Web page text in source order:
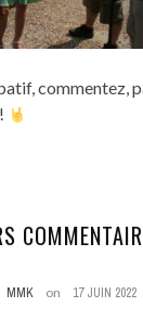
commentez,
MMK on 17 JUIN 2022